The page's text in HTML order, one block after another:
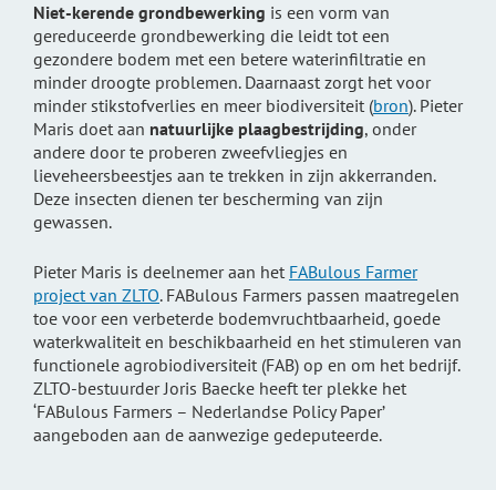
Niet-kerende grondbewerking is een vorm van
gereduceerde grondbewerking die leidt tot een
gezondere bodem met een betere waterinfiltratie en
minder droogte problemen. Daarnaast zorgt het voor
minder stikstofverlies en meer biodiversiteit (bron). Pieter
Maris doet aan natuurlijke plaagbestrijding, onder
andere door te proberen zweefvliegjes en
lieveheersbeestjes aan te trekken in zijn akkerranden.
Deze insecten dienen ter bescherming van zijn
gewassen.
Pieter Maris is deelnemer aan het FABulous Farmer
project van ZLTO. FABulous Farmers passen maatregelen
toe voor een verbeterde bodemvruchtbaarheid, goede
waterkwaliteit en beschikbaarheid en het stimuleren van
functionele agrobiodiversiteit (FAB) op en om het bedrijf.
ZLTO-bestuurder Joris Baecke heeft ter plekke het
‘FABulous Farmers – Nederlandse Policy Paper’
aangeboden aan de aanwezige gedeputeerde.